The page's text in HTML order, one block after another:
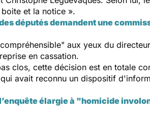
et la notice ».
députés demandent une
aux yeux du
en cassation.
clos, cette décision est en totale
avait reconnu un dispositif
élargie à "homicide